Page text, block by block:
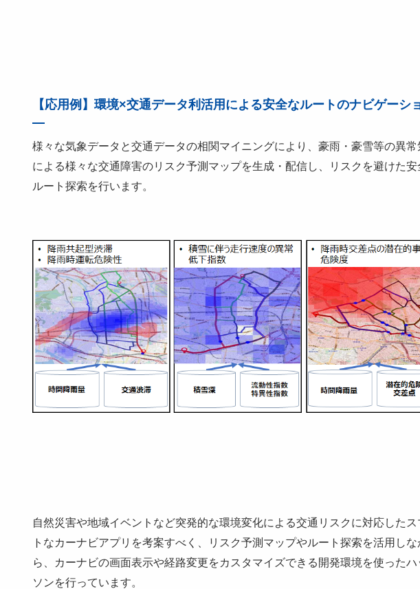
【応用例】環境×交通データ利活用による安全なルートのナビゲーシ
様々な気象データと交通データの相関マイニングにより、豪雨・豪雪等の異常
による様々な交通障害のリスク予測マップを生成・配信し、リスクを避けた安
ルート探索を行います。
自然災害や地域イベントなど突発的な環境変化による交通リスクに対応したス
トなカーナビアプリを考案すべく、リスク予測マップやルート探索を活用しな
ら、カーナビの画面表示や経路変更をカスタマイズできる開発環境を使ったハ
ソンを行っています。